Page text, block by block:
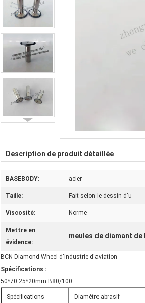
Description de produit détaillée
BASEBODY: acier
Taille: Fait selon le dessin d'u
Viscosité: Norme
Mettre en
évidence:
meules de diamant de
BCN Diamond Wheel d'industrie d'aviation
Spécifications :
50*70.25*20mm B80/100
Spécifications Diamètre abrasif